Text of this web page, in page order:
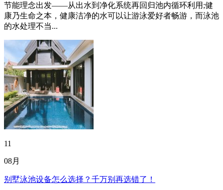
节能理念出发——从出水到净化系统再回归池内循环利用;健
康乃生命之本，健康洁净的水可以让游泳爱好者畅游，而泳池
的水处理不当...
11
08月
别墅泳池设备怎么选择？千万别再选错了！